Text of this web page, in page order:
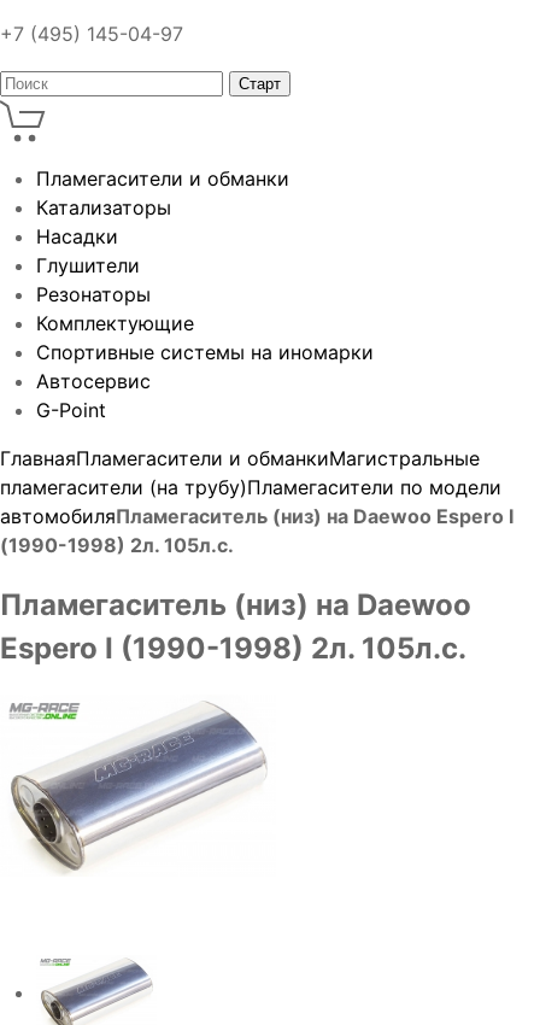
+7 (495) 145-04-97
Пламегасители и обманки
Катализаторы
Насадки
Глушители
Резонаторы
Комплектующие
Спортивные системы на иномарки
Автосервис
G-Point
ГлавнаяПламегасители и обманкиМагистральные
пламегасители (на трубу)Пламегасители по модели
автомобиляПламегаситель (низ) на Daewoo Espero I
(1990-1998) 2л. 105л.с.
Пламегаситель (низ) на Daewoo
Espero I (1990-1998) 2л. 105л.с.